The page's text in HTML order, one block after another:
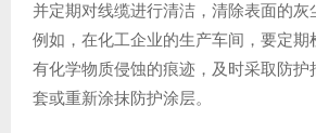
并定期对线缆进行清洁，清除表面的灰
例如，在化工企业的生产车间，要定期
有化学物质侵蚀的痕迹，及时采取防护
套或重新涂抹防护涂层。